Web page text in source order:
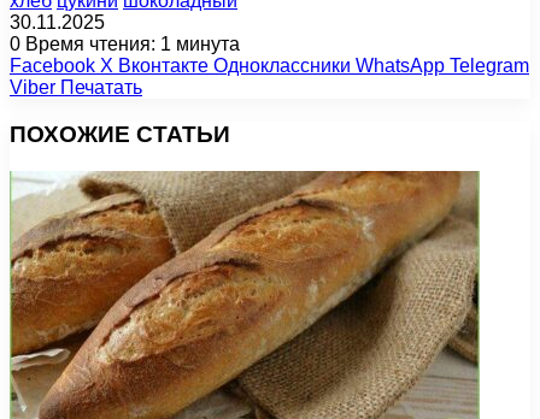
30.11.2025
0 Время чтения: 1 минута
Facebook X Вконтакте Одноклассники WhatsApp Telegram
Viber Печатать
ПОХОЖИЕ СТАТЬИ